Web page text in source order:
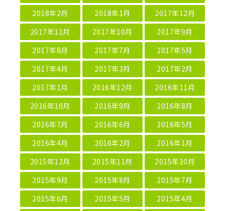
2018年2月
2018年1月
2017年12月
2017年11月
2017年10月
2017年9月
2017年8月
2017年7月
2017年5月
2017年4月
2017年3月
2017年2月
2017年1月
2016年12月
2016年11月
2016年10月
2016年9月
2016年8月
2016年7月
2016年6月
2016年5月
2016年4月
2016年2月
2016年1月
2015年12月
2015年11月
2015年10月
2015年9月
2015年8月
2015年7月
2015年6月
2015年5月
2015年4月